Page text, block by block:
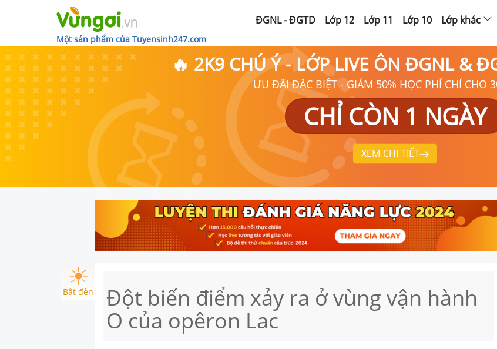
Một sản phẩm của Tuyensinh247.com
ĐGNL - ĐGTD Lớp 12 Lớp 11 Lớp 10 Lớp khác
🔥 2K9 CHÚ Ý - LỚP LIVE ÔN ĐGNL &
ƯU ĐÃI ĐẶC BIỆT - GIẢM 50% HỌC PHÍ CHỈ CHO
CHỈ CÒN 1 NGÀY
XEM CHI TIẾT
Bật đèn Đột biến điểm xảy ra ở vùng vận hành
O của opêron Lac